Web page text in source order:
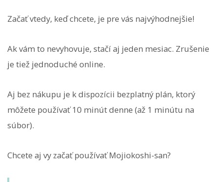
Začať vtedy, keď chcete, je pre vás najvýhodnejšie!
Ak vám to nevyhovuje, stačí aj jeden mesiac. Zrušenie
je tiež jednoduché online.
Aj bez nákupu je k dispozícii bezplatný plán, ktorý
môžete používať 10 minút denne (až 1 minútu na
súbor).
Chcete aj vy začať používať Mojiokoshi-san?